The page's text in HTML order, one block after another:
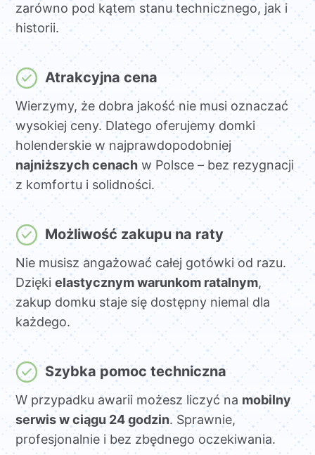
zarówno pod kątem stanu technicznego, jak i
historii.
Atrakcyjna cena
Wierzymy, że dobra jakość nie musi oznaczać
wysokiej ceny. Dlatego oferujemy domki
holenderskie w najprawdopodobniej
najniższych cenachw Polsce – bez rezygnacji
z komfortu i solidności.
Możliwość zakupu na raty
Nie musisz angażować całej gotówki od razu.
Dziękielastycznym warunkom ratalnym,
zakup domku staje się dostępny niemal dla
każdego.
Szybka pomoc techniczna
W przypadku awarii możesz liczyć na mobilny
serwis w ciągu 24 godzin. Sprawnie,
profesjonalnie i bez zbędnego oczekiwania.